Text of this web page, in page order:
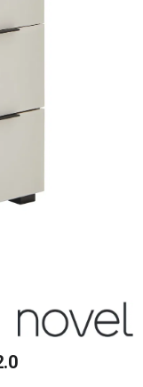
Sternen